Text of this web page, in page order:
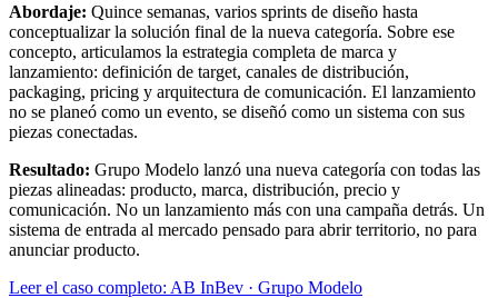
Abordaje: Quince semanas, varios sprints de diseño hasta
conceptualizar la solución final de la nueva categoría. Sobre ese
concepto, articulamos la estrategia completa de marca y
lanzamiento: definición de target, canales de distribución,
packaging, pricing y arquitectura de comunicación. El lanzamiento
no se planeó como un evento, se diseñó como un sistema con sus
piezas conectadas.
Resultado: Grupo Modelo lanzó una nueva categoría con todas las
piezas alineadas: producto, marca, distribución, precio y
comunicación. No un lanzamiento más con una campaña detrás. Un
sistema de entrada al mercado pensado para abrir territorio, no para
anunciar producto.
Leer el caso completo: AB InBev · Grupo Modelo